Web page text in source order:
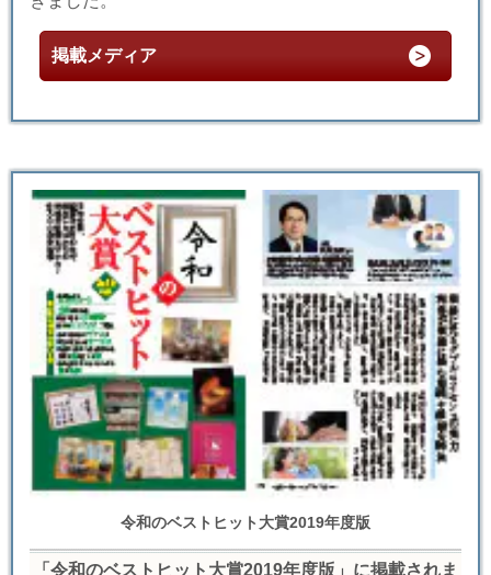
掲載メディア
令和のベストヒット大賞2019年度版
「令和のベストヒット大賞2019年度版」に掲載されま